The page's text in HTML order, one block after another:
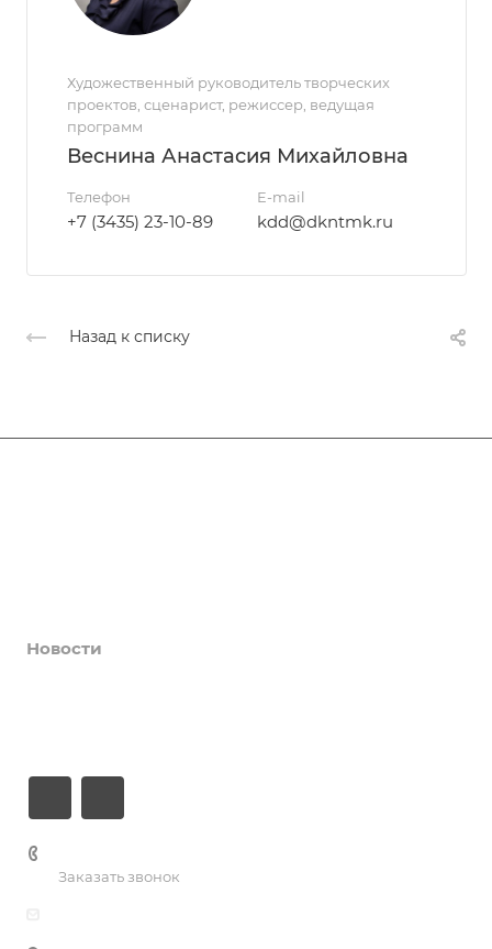
Художественный руководитель творческих
проектов, сценарист, режиссер, ведущая
программ
Веснина Анастасия Михайловна
Телефон
+7 (3435) 23-10-89
E-mail
kdd@dkntmk.ru
Назад к списку
Новости
Заказать звонок